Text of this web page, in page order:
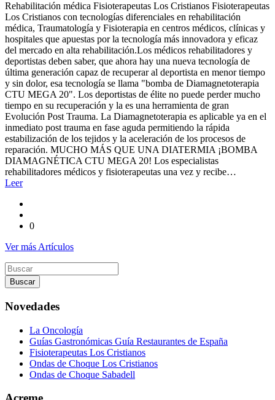
Rehabilitación médica Fisioterapeutas Los Cristianos Fisioterapeutas
Los Cristianos con tecnologías diferenciales en rehabilitación
médica, Traumatología y Fisioterapia en centros médicos, clínicas y
hospitales que apuestas por la tecnología más innovadora y eficaz
del mercado en alta rehabilitación.Los médicos rehabilitadores y
deportistas deben saber, que ahora hay una nueva tecnología de
última generación capaz de recuperar al deportista en menor tiempo
y sin dolor, esa tecnología se llama "bomba de Diamagnetoterapia
CTU MEGA 20". Los deportistas de élite no puede perder mucho
tiempo en su recuperación y la es una herramienta de gran
Evolución Post Trauma. La Diamagnetoterapia es aplicable ya en el
inmediato post trauma en fase aguda permitiendo la rápida
estabilización de los tejidos y la aceleración de los procesos de
reparación. MUCHO MÁS QUE UNA DIATERMIA ¡BOMBA
DIAMAGNÉTICA CTU MEGA 20! Los especialistas
rehabilitadores médicos y fisioterapeutas una vez y recibe…
Leer
0
Ver más Artículos
Buscar
por
Novedades
La Oncología
Guías Gastronómicas Guía Restaurantes de España
Fisioterapeutas Los Cristianos
Ondas de Choque Los Cristianos
Ondas de Choque Sabadell